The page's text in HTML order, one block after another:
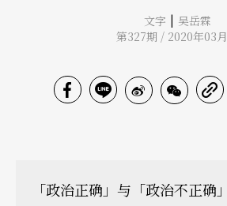
文字 | 吴岳霖
第327期 / 2020年03
「政治正确」与「政治不正确